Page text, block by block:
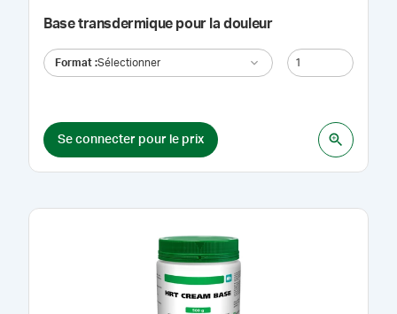
Base transdermique pour la douleur
Format :Sélectionner
Se connecter pour le prix